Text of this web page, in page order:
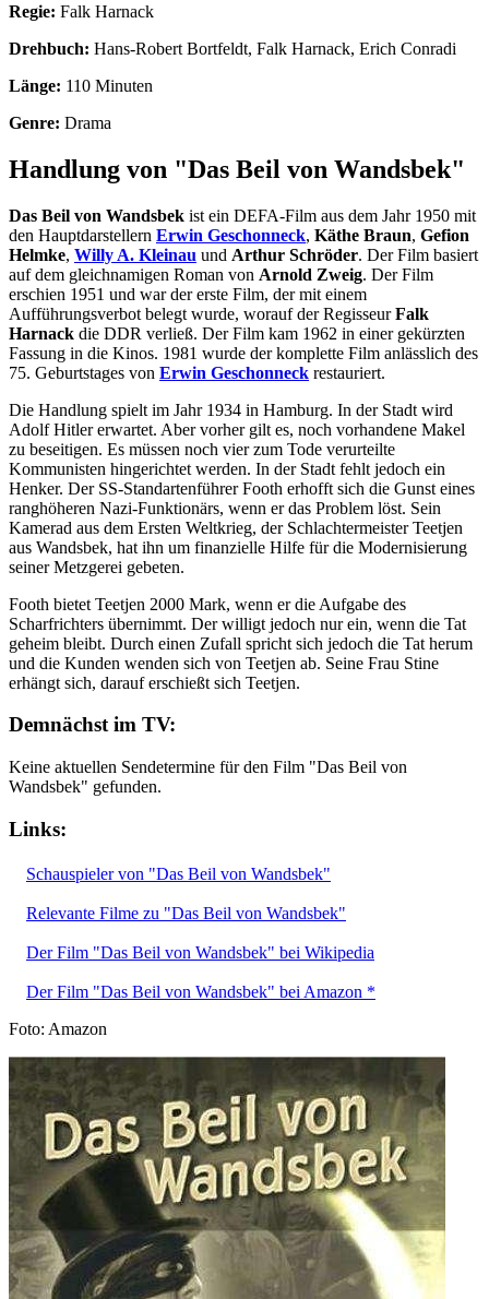
Regie: Falk Harnack
Drehbuch: Hans-Robert Bortfeldt, Falk Harnack, Erich Conradi
Länge: 110 Minuten
Genre: Drama
Handlung von "Das Beil von Wandsbek"
Das Beil von Wandsbek ist ein DEFA-Film aus dem Jahr 1950 mit
den Hauptdarstellern Erwin Geschonneck, Käthe Braun, Gefion
Helmke, Willy A. Kleinau und Arthur Schröder. Der Film basiert
auf dem gleichnamigen Roman von Arnold Zweig. Der Film
erschien 1951 und war der erste Film, der mit einem
Aufführungsverbot belegt wurde, worauf der RegisseurFalk
Harnack die DDR verließ. Der Film kam 1962 in einer gekürzten
Fassung in die Kinos. 1981 wurde der komplette Film anlässlich des
75. Geburtstages von Erwin Geschonneck restauriert.
Die Handlung spielt im Jahr 1934 in Hamburg. In der Stadt wird
Adolf Hitler erwartet. Aber vorher gilt es, noch vorhandene Makel
zu beseitigen. Es müssen noch vier zum Tode verurteilte
Kommunisten hingerichtet werden. In der Stadt fehlt jedoch ein
Henker. Der SS-Standartenführer Footh erhofft sich die Gunst eines
ranghöheren Nazi-Funktionärs, wenn er das Problem löst. Sein
Kamerad aus dem Ersten Weltkrieg, der Schlachtermeister Teetjen
aus Wandsbek, hat ihn um finanzielle Hilfe für die Modernisierung
seiner Metzgerei gebeten.
Footh bietet Teetjen 2000 Mark, wenn er die Aufgabe des
Scharfrichters übernimmt. Der willigt jedoch nur ein, wenn die Tat
geheim bleibt. Durch einen Zufall spricht sich jedoch die Tat herum
und die Kunden wenden sich von Teetjen ab. Seine Frau Stine
erhängt sich, darauf erschießt sich Teetjen.
Demnächst im TV:
Keine aktuellen Sendetermine für den Film "Das Beil von
Wandsbek" gefunden.
Links:
Schauspieler von "Das Beil von Wandsbek"
Relevante Filme zu "Das Beil von Wandsbek"
Der Film "Das Beil von Wandsbek" bei Wikipedia
Der Film "Das Beil von Wandsbek" bei Amazon *
Foto: Amazon